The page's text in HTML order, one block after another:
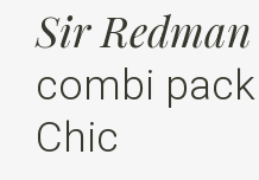
Sir Redman
combi
Chic